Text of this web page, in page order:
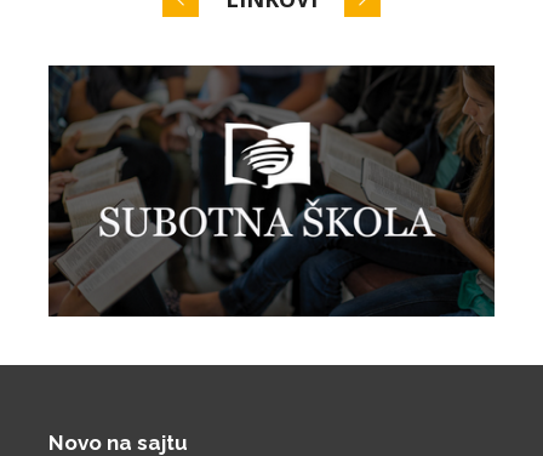
Novo na sajtu